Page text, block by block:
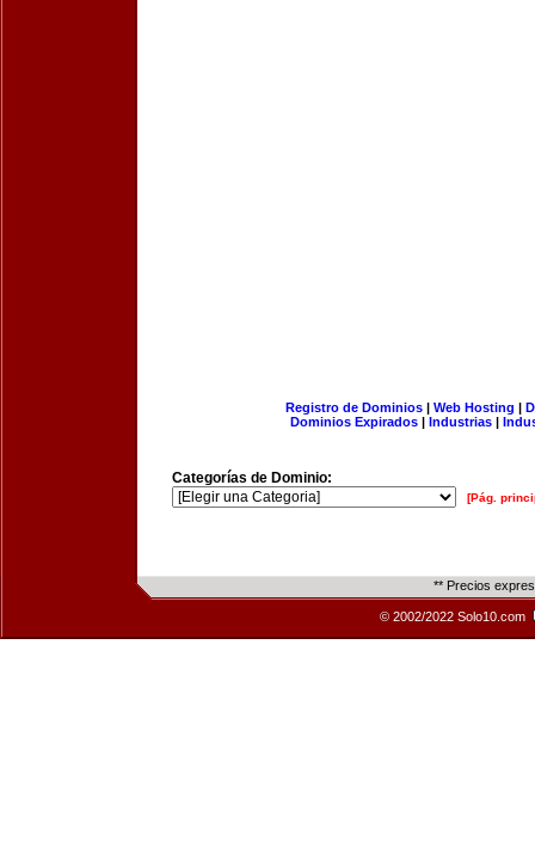
Registro de Dominios| Web Hosting |
Dominios Expirados | Industrias |
Categorías de Dominio:
[Pág.
** Precios
© 2002/2022 Solo10.com